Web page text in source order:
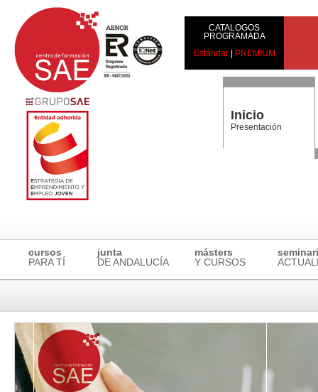
CATALOGOS
PROGRAMADA
Estándar| PREMIUM
Inicio
Presentación
cursos
PARA TÍ
junta
DE ANDALUCÍA
másters
Y CURSOS